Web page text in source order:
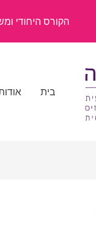
הקורס היחודי
בית